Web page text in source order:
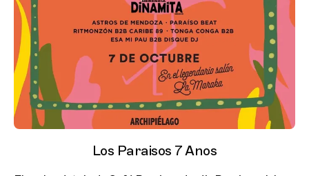
Los Paraisos 7 Anos